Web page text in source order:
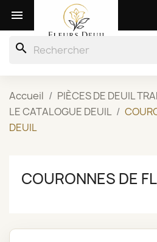

search
Accueil PIÈCES DE DEUIL
LE CATALOGUE DEUIL
DEUIL
COURONNES DE